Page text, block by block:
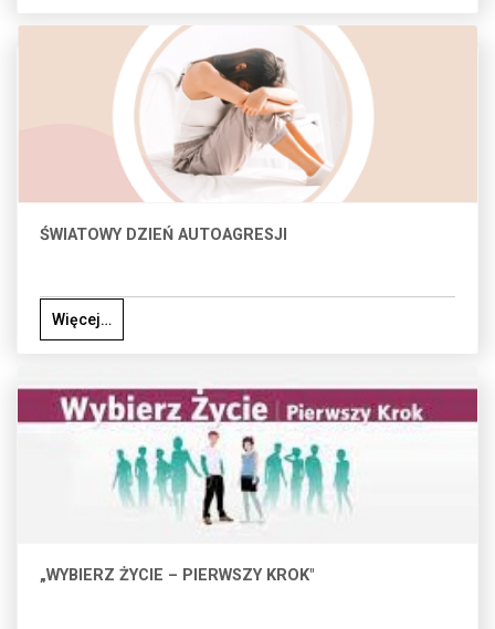
ŚWIATOWY DZIEŃ AUTOAGRESJI
Więcej…
„WYBIERZ ŻYCIE – PIERWSZY KROK"